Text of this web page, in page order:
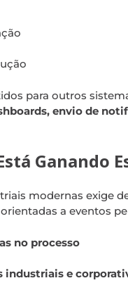
para outros
envio de
Ganando
modernas exige
a eventos
no processo
industriais e